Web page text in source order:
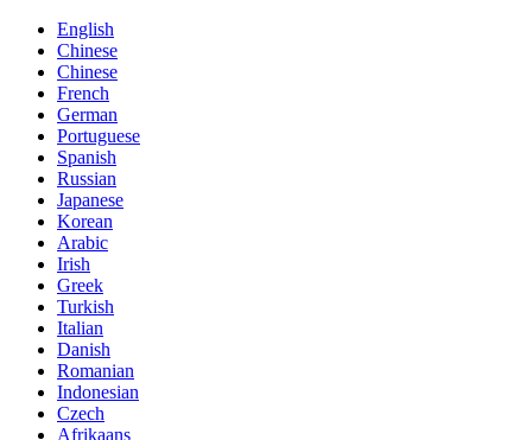
English
Chinese
Chinese
French
German
Portuguese
Spanish
Russian
Japanese
Korean
Arabic
Irish
Greek
Turkish
Italian
Danish
Romanian
Indonesian
Czech
Afrikaans